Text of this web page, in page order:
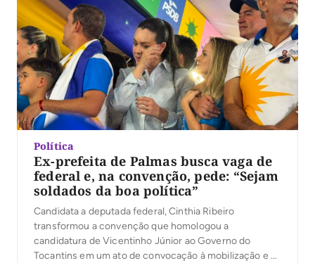
Política
Ex-prefeita de Palmas busca vaga de
federal e, na convenção, pede: “Sejam
soldados da boa política”
Candidata a deputada federal, Cinthia Ribeiro
transformou a convenção que homologou a
candidatura de Vicentinho Júnior ao Governo do
Tocantins em um ato de convocação à mobilização e à